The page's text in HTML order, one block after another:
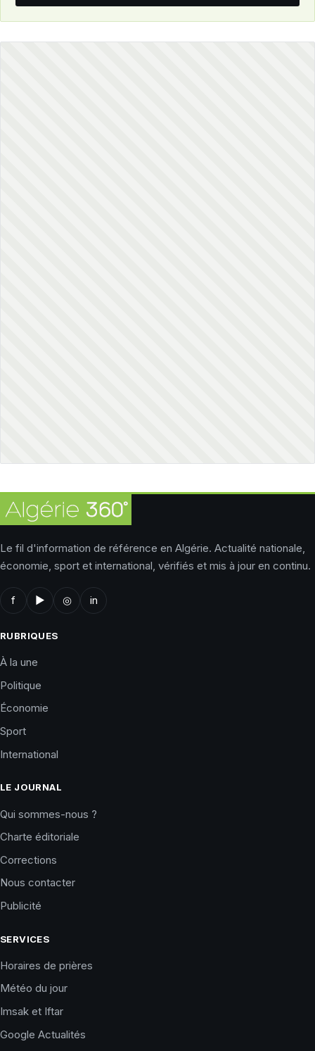
Le fil d'information de référence en Algérie. Actualité nationale,
économie, sport et international, vérifiés et mis à jour en continu.
f ▶ ◎ in
RUBRIQUES
À la une
Politique
Économie
Sport
International
LE JOURNAL
Qui sommes-nous ?
Charte éditoriale
Corrections
Nous contacter
Publicité
SERVICES
Horaires de prières
Météo du jour
Imsak et Iftar
Google Actualités